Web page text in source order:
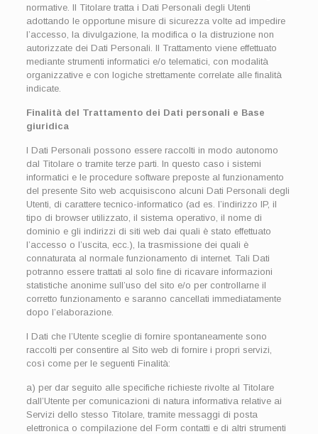
normative. Il Titolare tratta i Dati Personali degli Utenti
adottando le opportune misure di sicurezza volte ad impedire
l’accesso, la divulgazione, la modifica o la distruzione non
autorizzate dei Dati Personali. Il Trattamento viene effettuato
mediante strumenti informatici e/o telematici, con modalità
organizzative e con logiche strettamente correlate alle finalità
indicate.
Finalità del Trattamento dei Dati personali e Base
giuridica
I Dati Personali possono essere raccolti in modo autonomo
dal Titolare o tramite terze parti. In questo caso i sistemi
informatici e le procedure software preposte al funzionamento
del presente Sito web acquisiscono alcuni Dati Personali degli
Utenti, di carattere tecnico-informatico (ad es. l’indirizzo IP, il
tipo di browser utilizzato, il sistema operativo, il nome di
dominio e gli indirizzi di siti web dai quali è stato effettuato
l’accesso o l’uscita, ecc.), la trasmissione dei quali è
connaturata al normale funzionamento di internet. Tali Dati
potranno essere trattati al solo fine di ricavare informazioni
statistiche anonime sull’uso del sito e/o per controllarne il
corretto funzionamento e saranno cancellati immediatamente
dopo l’elaborazione.
I Dati che l’Utente sceglie di fornire spontaneamente sono
raccolti per consentire al Sito web di fornire i propri servizi,
così come per le seguenti Finalità:
a) per dar seguito alle specifiche richieste rivolte al Titolare
dall’Utente per comunicazioni di natura informativa relative ai
Servizi dello stesso Titolare, tramite messaggi di posta
elettronica o compilazione del Form contatti e di altri strumenti